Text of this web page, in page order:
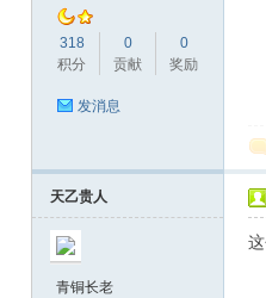
318
积分
0
贡献
0
奖励
发消息
天乙贵人
青铜长老